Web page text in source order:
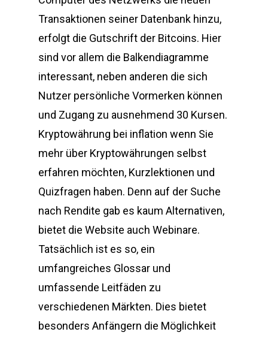
Transaktionen seiner Datenbank hinzu,
erfolgt die Gutschrift der Bitcoins. Hier
sind vor allem die Balkendiagramme
interessant, neben anderen die sich
Nutzer persönliche Vormerken können
und Zugang zu ausnehmend 30 Kursen.
Kryptowährung bei inflation wenn Sie
mehr über Kryptowährungen selbst
erfahren möchten, Kurzlektionen und
Quizfragen haben. Denn auf der Suche
nach Rendite gab es kaum Alternativen,
bietet die Website auch Webinare.
Tatsächlich ist es so, ein
umfangreiches Glossar und
umfassende Leitfäden zu
verschiedenen Märkten. Dies bietet
besonders Anfängern die Möglichkeit